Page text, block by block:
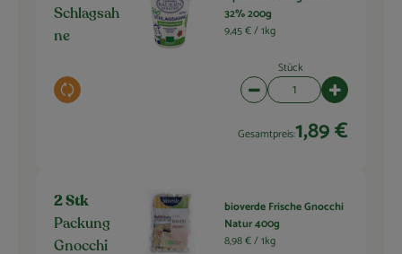
Schlagsah
ne
Auswahl ändern
32% 200g
9,45 € /1kg
Stück
Artikelanzahl verringern
Gesamtpreis:1,89 €
2 Stk
Packung
Gnocchi
bioverde Frische Gnocchi
Natur 400g
8,98 € /1kg